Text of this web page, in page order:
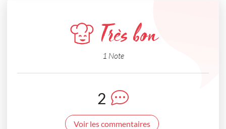
Très bon
1 Note
2
Voir les commentaires